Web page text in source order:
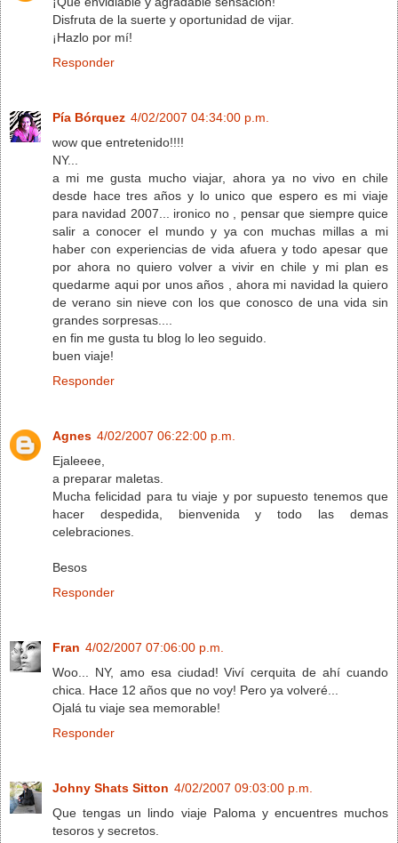
Disfruta de la suerte y oportunidad de vijar.
¡Hazlo por mí!
Responder
Pía Bórquez 4/02/2007 04:34:00 p.m.
wow que entretenido!!!!
NY...
a mi me gusta mucho viajar, ahora ya no vivo en chile
desde hace tres años y lo unico que espero es mi viaje
para navidad 2007... ironico no , pensar que siempre quice
salir a conocer el mundo y ya con muchas millas a mi
haber con experiencias de vida afuera y todo apesar que
por ahora no quiero volver a vivir en chile y mi plan es
quedarme aqui por unos años , ahora mi navidad la quiero
de verano sin nieve con los que conosco de una vida sin
grandes sorpresas....
en fin me gusta tu blog lo leo seguido.
buen viaje!
Responder
Agnes 4/02/2007 06:22:00 p.m.
Ejaleeee,
a preparar maletas.
Mucha felicidad para tu viaje y por supuesto tenemos que
hacer despedida, bienvenida y todo las demas
celebraciones.
Besos
Responder
Fran 4/02/2007 07:06:00 p.m.
Woo... NY, amo esa ciudad! Viví cerquita de ahí cuando
chica. Hace 12 años que no voy! Pero ya volveré...
Ojalá tu viaje sea memorable!
Responder
Johny Shats Sitton 4/02/2007 09:03:00 p.m.
Que tengas un lindo viaje Paloma y encuentres muchos
tesoros y secretos.